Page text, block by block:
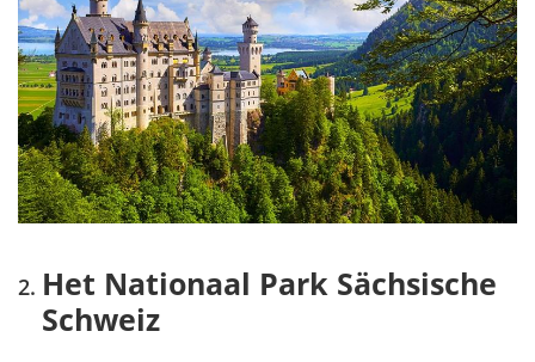
Kasteel van Cochem, Cochem
Geierlay-hangbrug
Schloss Nymphenburg
Englischer Garten
LEGOLAND Deutschland
Kaartje met bezienswaardigheden Duitsland
Download onze gratis reisgidsen Duitsland
Het Nationaal Park Sächsische
Schweiz